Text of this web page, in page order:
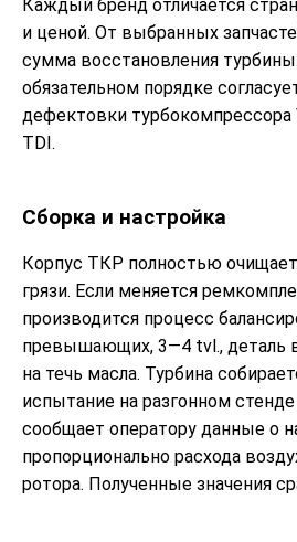
Каждый бренд отличается
и ценой. От выбранных
сумма восстановления
обязательном порядке
дефектовки турбокомпрессора
TDI.
Сборка и настройка
Корпус ТКР полностью
грязи. Если меняется
производится процесс
превышающих, 3—4 tvl., деталь
на течь масла. Турбина
испытание на разгонном
сообщает оператору данные о
пропорционально расхода
ротора. Полученные значения